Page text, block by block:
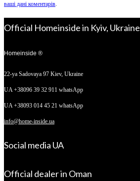
ваші дані коментарів.
Official Homeinside in Kyiv, Ukraine
Homeinside ®
22-ya Sadovaya 97 Kiev, Ukraine
UA +38096 39 32 911 whatsApp
UA +38093 014 45 21 whatsApp
info@home-inside.ua
Social media UA
Official dealer in Oman